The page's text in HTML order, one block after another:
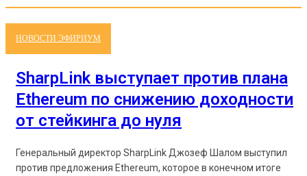
НОВОСТИ ЭФИРИУМ
SharpLink выступает против плана
Ethereum по снижению доходности
от стейкинга до нуля
Генеральный директор SharpLink Джозеф Шалом выступил
против предложения Ethereum, которое в конечном итоге